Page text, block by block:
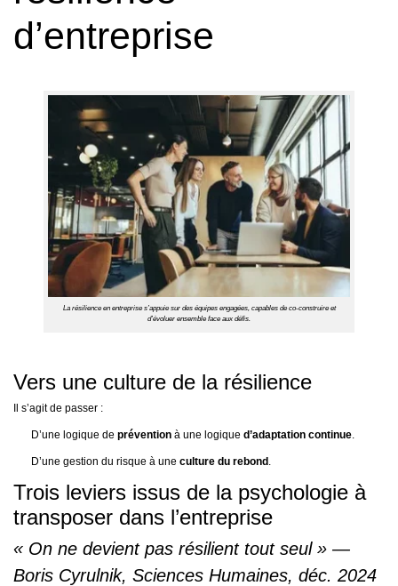
d’entreprise
La résilience en entreprise s’appuie sur des équipes engagées, capables de co-construire et
d’évoluer ensemble face aux défis.
Vers une culture de la résilience
Il s’agit de passer :
D’une logique de prévention à une logique d’adaptation continue.
D’une gestion du risque à une culture du rebond.
Trois leviers issus de la psychologie à
transposer dans l’entreprise
« On ne devient pas résilient tout seul » —
Boris Cyrulnik, Sciences Humaines, déc. 2024